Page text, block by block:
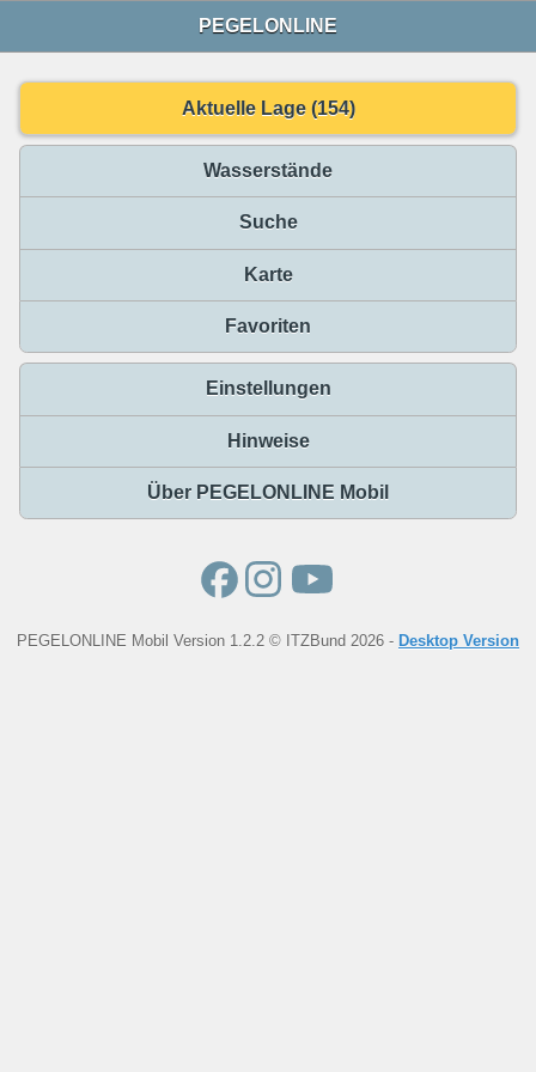
PEGELONLINE
Aktuelle Lage (154)
Wasserstände
Suche
Karte
Favoriten
Einstellungen
Hinweise
Über PEGELONLINE Mobil
PEGELONLINE Mobil Version 1.2.2 © ITZBund 2026 - Desktop Version